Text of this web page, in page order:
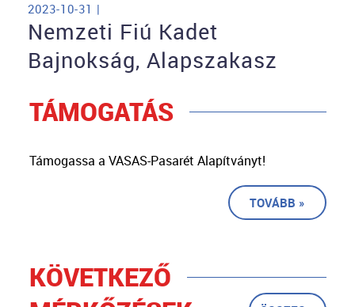
2023-10-31 |
Nemzeti Fiú Kadet
Bajnokság, Alapszakasz
TÁMOGATÁS
Támogassa a VASAS-Pasarét Alapítványt!
TOVÁBB »
KÖVETKEZŐ